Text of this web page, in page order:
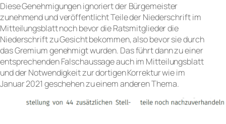
Diese Genehmigungen ignoriert der Bürgemeister
zunehmend und veröffentlicht Teile der Niederschrift im
Mitteilungsblatt noch bevor die Ratsmitglieder die
Niederschrift zu Gesicht bekommen, also bevor sie durch
das Gremium genehmigt wurden. Das führt dann zu einer
entsprechenden Falschaussage auch im Mitteilungsblatt
und der Notwendigkeit zur dortigen Korrektur wie im
Januar 2021 geschehen zu einem anderen Thema.